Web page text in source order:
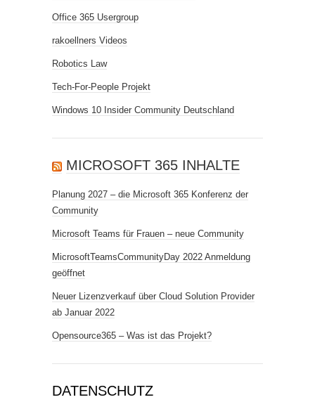
Office 365 Usergroup
rakoellners Videos
Robotics Law
Tech-For-People Projekt
Windows 10 Insider Community Deutschland
MICROSOFT 365 INHALTE
Planung 2027 – die Microsoft 365 Konferenz der
Community
Microsoft Teams für Frauen – neue Community
MicrosoftTeamsCommunityDay 2022 Anmeldung
geöffnet
Neuer Lizenzverkauf über Cloud Solution Provider
ab Januar 2022
Opensource365 – Was ist das Projekt?
DATENSCHUTZ